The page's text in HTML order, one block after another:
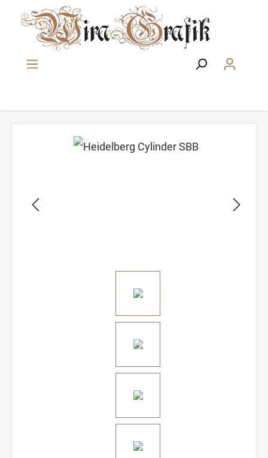
Zum Hauptinhalt springen
Bildergalerie überspringen